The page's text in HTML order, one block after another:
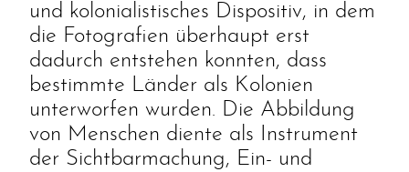
und kolonialistisches Dispositiv, in dem
die Fotografien überhaupt erst
dadurch entstehen konnten, dass
bestimmte Länder als Kolonien
unterworfen wurden. Die Abbildung
von Menschen diente als Instrument
der Sichtbarmachung, Ein- und